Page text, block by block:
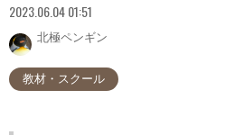
2023.06.04 01:51
北極ペンギン
教材・スクール